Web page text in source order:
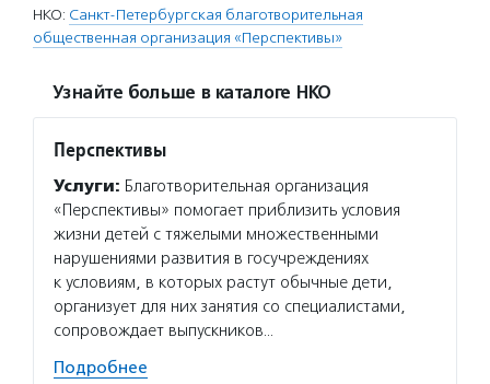
НКО: Санкт-Петербургская благотворительная
общественная организация «Перспективы»
Узнайте больше в каталоге НКО
Перспективы
Услуги: Благотворительная организация
«Перспективы» помогает приблизить условия
жизни детей с тяжелыми множественными
нарушениями развития в госучреждениях
к условиям, в которых растут обычные дети,
организует для них занятия со специалистами,
сопровождает выпускников…
Подробнее